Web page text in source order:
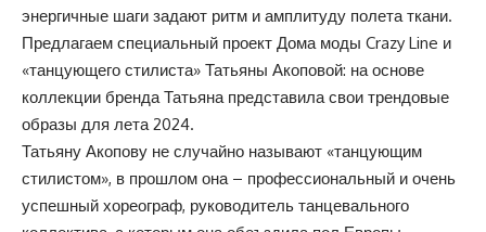
энергичные шаги задают ритм и амплитуду полета ткани.
Предлагаем специальный проект Дома моды Crazy Line и
«танцующего стилиста» Татьяны Акоповой: на основе
коллекции бренда Татьяна представила свои трендовые
образы для лета 2024.
Татьяну Акопову не случайно называют «танцующим
стилистом», в прошлом она – профессиональный и очень
успешный хореограф, руководитель танцевального